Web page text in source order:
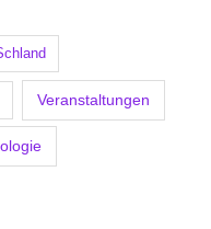
Veranstaltungen